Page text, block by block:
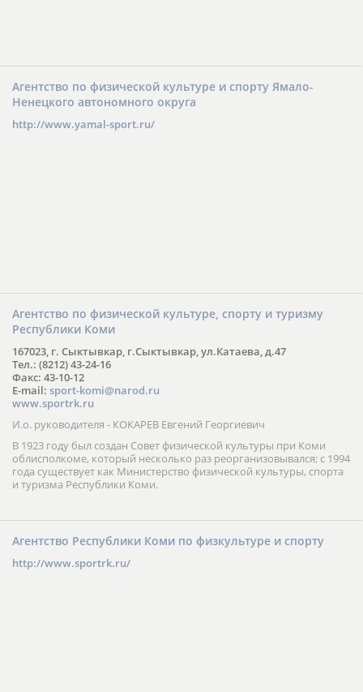
Агентство по физической культуре и спорту Ямало-
Ненецкого автономного округа
http://www.yamal-sport.ru/
Агентство по физической культуре, спорту и туризму
Республики Коми
167023, г. Сыктывкар, г.Сыктывкар, ул.Катаева, д.47
Тел.: (8212) 43-24-16
Факс: 43-10-12
E-mail: sport-komi@narod.ru
www.sportrk.ru
И.о. руководителя - КОКАРЕВ Евгений Георгиевич
В 1923 году был создан Совет физической культуры при Коми
облисполкоме, который несколько раз реорганизовывался; с 1994
года существует как Министерство физической культуры, спорта
и туризма Республики Коми.
Агентство Республики Коми по физкультуре и спорту
http://www.sportrk.ru/